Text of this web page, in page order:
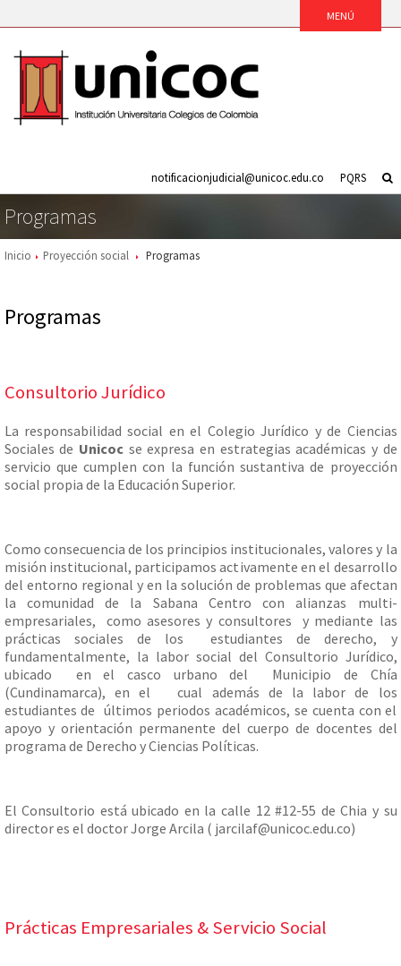
PQRS
notificacionjudicial@unicoc.edu.co
Programas
Inicio Proyección social Programas
Programas
Consultorio Jurídico
La responsabilidad social en el Colegio Jurídico y de Ciencias
Sociales de Unicocse expresa en estrategias académicas y de
servicio que cumplen con la función sustantiva de proyección
social propia de la Educación Superior.
Como consecuencia de los principios institucionales, valores y la
misión institucional, participamos activamente en el desarrollo
del entorno regional y en la solución de problemas que afectan
la comunidad de la Sabana Centro con alianzas multi-
empresariales, como asesores y consultores y mediante las
prácticas sociales de los estudiantes de derecho, y
fundamentalmente, la labor social del Consultorio Jurídico,
ubicado en el casco urbano del Municipio de Chía
(Cundinamarca), en el cual además de la labor de los
estudiantes de últimos periodos académicos, se cuenta con el
apoyo y orientación permanente del cuerpo de docentes del
programa de Derecho y Ciencias Políticas.
El Consultorio está ubicado en la calle 12 #12-55 de Chia y su
director es el doctor Jorge Arcila ( jarcilaf@unicoc.edu.co)
Prácticas Empresariales & Servicio Social